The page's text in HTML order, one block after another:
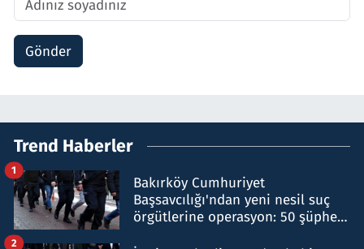
Gönder
Trend Haberler
Bakırköy Cumhuriyet
Başsavcılığı'ndan yeni nesil suç
örgütlerine operasyon: 50 şüpheli
1
2